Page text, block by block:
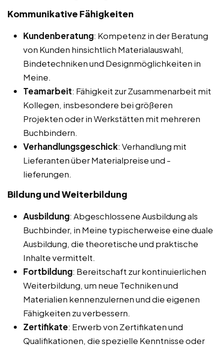
Kommunikative Fähigkeiten
Kundenberatung: Kompetenz in der Beratung
von Kunden hinsichtlich Materialauswahl,
Bindetechniken und Designmöglichkeiten in
Meine.
Teamarbeit: Fähigkeit zur Zusammenarbeit mit
Kollegen, insbesondere bei größeren
Projekten oder in Werkstätten mit mehreren
Buchbindern.
Verhandlungsgeschick: Verhandlung mit
Lieferanten über Materialpreise und -
lieferungen.
Bildung und Weiterbildung
Ausbildung: Abgeschlossene Ausbildung als
Buchbinder, in Meine typischerweise eine duale
Ausbildung, die theoretische und praktische
Inhalte vermittelt.
Fortbildung: Bereitschaft zur kontinuierlichen
Weiterbildung, um neue Techniken und
Materialien kennenzulernen und die eigenen
Fähigkeiten zu verbessern.
Zertifikate: Erwerb von Zertifikaten und
Qualifikationen, die spezielle Kenntnisse oder